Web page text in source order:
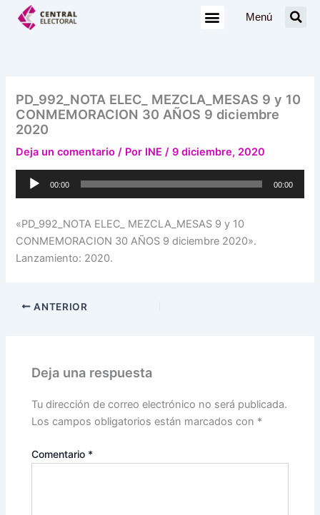
Menú
PD_992_NOTA ELEC_ MEZCLA_MESAS 9 y 10
CONMEMORACION 30 AÑOS 9 diciembre
2020
Deja un comentario / Por INE/9 diciembre, 2020
Reproductor
00:00 00:00
«PD_992_NOTA ELEC_ MEZCLA_MESAS 9 y 10
CONMEMORACION 30 AÑOS 9 diciembre 2020».
Lanzamiento: 2020.
ANTERIOR
Deja una respuesta
Tu dirección de correo electrónico no será publicada.
Los campos obligatorios están marcados con *
Comentario *